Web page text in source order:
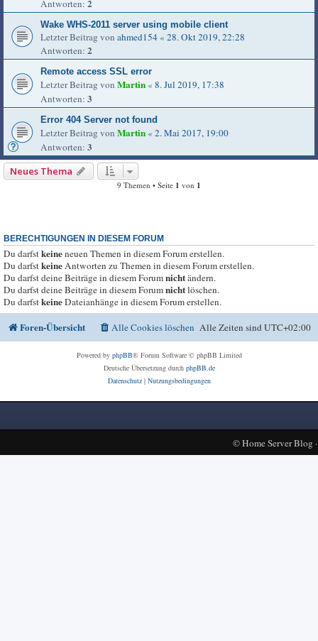
Antworten: 2
Wake WHS-2011 server using mobile client
Letzter Beitrag von ahmed154 « 28. Okt 2019, 22:28
Antworten: 2
Remote access SSL error
Letzter Beitrag von Martin « 8. Jul 2019, 17:38
Antworten: 3
Error 404 Server not found
Letzter Beitrag von Martin « 2. Mai 2017, 19:00
Antworten: 3
Neues Thema
9 Themen • Seite 1 von 1
BERECHTIGUNGEN IN DIESEM FORUM
Du darfstkeineneuen Themen in diesem Forum erstellen.
Du darfstkeineAntworten zu Themen in diesem Forum erstellen.
Du darfst deine Beiträge in diesem Forumnichtändern.
Du darfst deine Beiträge in diesem Forumnichtlöschen.
Du darfstkeineDateianhänge in diesem Forum erstellen.
Foren-Übersicht Alle Zeiten sindUTC+02:00
Alle Cookies löschen
Powered by phpBB® Forum Software © phpBB Limited
Deutsche Übersetzung durch phpBB.de
Datenschutz| Nutzungsbedingungen
©Home Server Blog